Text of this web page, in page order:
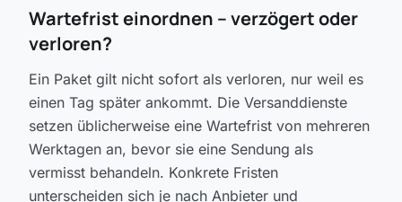
Wartefrist einordnen -- verzögert oder
verloren?
Ein Paket gilt nicht sofort als verloren, nur weil es
einen Tag später ankommt. Die Versanddienste
setzen üblicherweise eine Wartefrist von mehreren
Werktagen an, bevor sie eine Sendung als
vermisst behandeln. Konkrete Fristen
unterscheiden sich je nach Anbieter und